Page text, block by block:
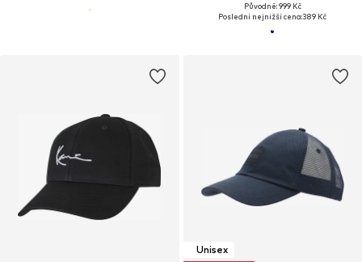
Původně: 999 Kč
Poslední nejnižší cena:389 Kč
Unisex